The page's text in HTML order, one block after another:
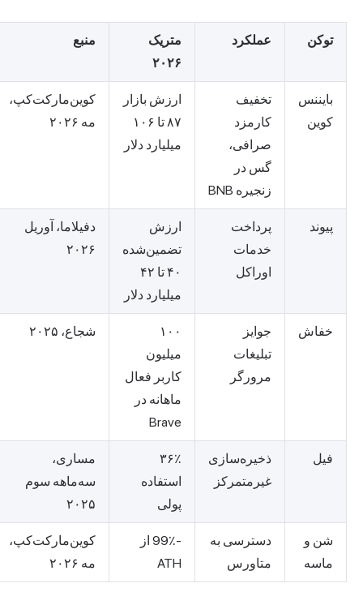
توکن عملکرد
متریک
۲۰۲۶
منبع
بایننس
کوین
تخفیف
کارمزد
صرافی،
گس در
زنجیره BNB
ارزش بازار
۸۷ تا ۱۰۶
میلیارد دلار
کوین‌مارکت‌کپ،
مه ۲۰۲۶
پیوند
پرداخت
خدمات
اوراکل
ارزش
تضمین‌شده
۴۰ تا ۴۲
میلیارد دلار
دفیلاما، آوریل
۲۰۲۶
خفاش
جوایز
تبلیغات
مرورگر
۱۰۰
میلیون
کاربر فعال
ماهانه در
Brave
شجاع، ۲۰۲۵
فیل
ذخیره‌سازی
غیرمتمرکز
۳۶٪
استفاده
پولی
مساری،
سه‌ماهه سوم
۲۰۲۵
شن و
ماسه
دسترسی به
متاورس
-99٪ از
ATH
کوین‌مارکت‌کپ،
مه ۲۰۲۶